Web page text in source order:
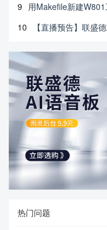
9 用Makefile新建W801
10
【直播预告】联盛
热门问题